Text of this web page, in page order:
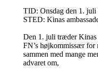
TID: Onsdag den 1. juli
STED: Kinas
Den 1. juli træder Kinas
FN’s højkommissær for
sammen med mange
advaret om,